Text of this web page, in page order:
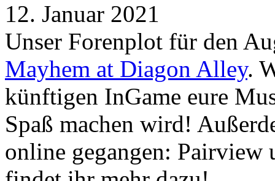
12. Januar 2021
Unser Forenplot für den
Mayhem at Diagon Alley.
künftigen InGame eure
Spaß machen wird!
online gegangen: